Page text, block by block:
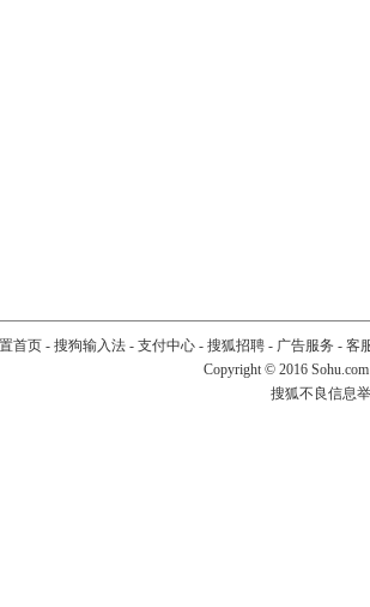
首页- 搜狗输入法- 支付中心- 搜狐招聘- 广告服务 - 客
Copyright © 2016
搜狐不良信息